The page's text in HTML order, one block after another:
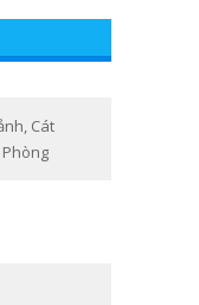
em và
Cát
Phòng